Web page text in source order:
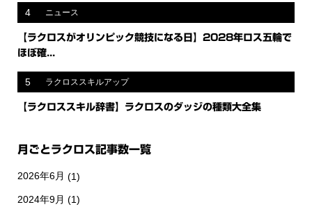
4 ニュース
【ラクロスがオリンピック競技になる日】2028年ロス五輪で
ほぼ確...
5 ラクロススキルアップ
【ラクロススキル辞書】ラクロスのダッジの種類大全集
月ごとラクロス記事数一覧
2026年6月 (1)
2024年9月 (1)